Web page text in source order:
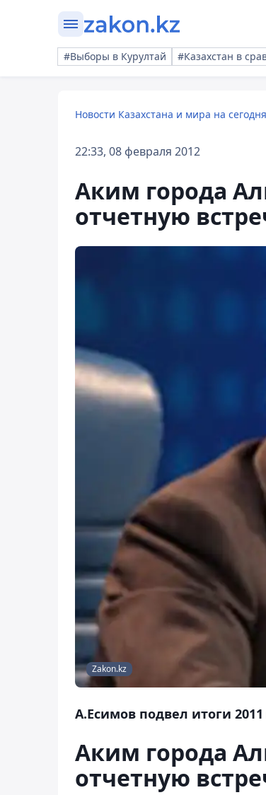
#Выборы в Курултай #Казахстан в
Новости Казахстана и мира на сегодня
22:33, 08 февраля 2012
Аким города
отчетную
Zakon.kz
А.Есимов подвел итоги
Аким города
отчетную